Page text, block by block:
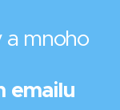
a mnoho
emailu